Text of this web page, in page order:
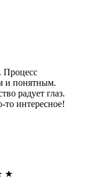
Процесс
и понятным.
радует глаз.
интересное!
★